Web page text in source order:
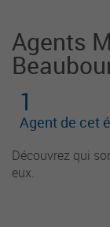
Agents
1
Agent de cet
Découvrez qui
eux.